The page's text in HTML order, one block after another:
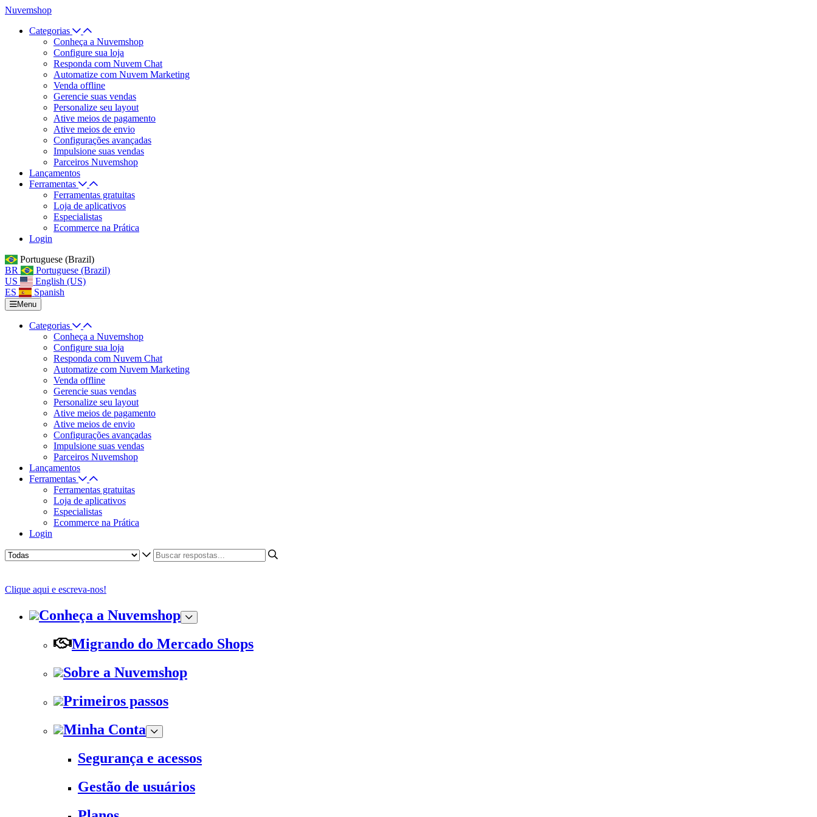
Nuvemshop
Categorias
Conheça a Nuvemshop
Configure sua loja
Responda com Nuvem Chat
Automatize com Nuvem Marketing
Venda offline
Gerencie suas vendas
Personalize seu layout
Ative meios de pagamento
Ative meios de envio
Configurações avançadas
Impulsione suas vendas
Parceiros Nuvemshop
Lançamentos
Ferramentas
Ferramentas gratuitas
Loja de aplicativos
Especialistas
Ecommerce na Prática
Login
Portuguese (Brazil)
BR
Portuguese (Brazil)
US
English (US)
ES
Spanish
Menu
Categorias
Conheça a Nuvemshop
Configure sua loja
Responda com Nuvem Chat
Automatize com Nuvem Marketing
Venda offline
Gerencie suas vendas
Personalize seu layout
Ative meios de pagamento
Ative meios de envio
Configurações avançadas
Impulsione suas vendas
Parceiros Nuvemshop
Lançamentos
Ferramentas
Ferramentas gratuitas
Loja de aplicativos
Especialistas
Ecommerce na Prática
Login
Clique aqui e escreva-nos!
Conheça a Nuvemshop
Migrando do Mercado Shops
Sobre a Nuvemshop
Primeiros passos
Minha Conta
Segurança e acessos
Gestão de usuários